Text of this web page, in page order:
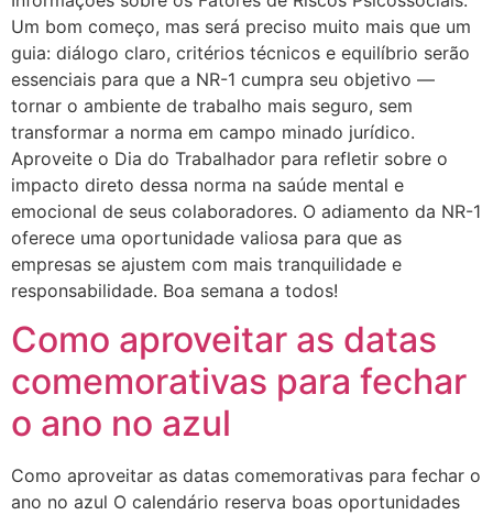
Um bom começo, mas será preciso muito mais que um
guia: diálogo claro, critérios técnicos e equilíbrio serão
essenciais para que a NR-1 cumpra seu objetivo —
tornar o ambiente de trabalho mais seguro, sem
transformar a norma em campo minado jurídico.
Aproveite o Dia do Trabalhador para refletir sobre o
impacto direto dessa norma na saúde mental e
emocional de seus colaboradores. O adiamento da NR-1
oferece uma oportunidade valiosa para que as
empresas se ajustem com mais tranquilidade e
responsabilidade. Boa semana a todos!
Como aproveitar as datas
comemorativas para fechar
o ano no azul
Como aproveitar as datas comemorativas para fechar o
ano no azul O calendário reserva boas oportunidades